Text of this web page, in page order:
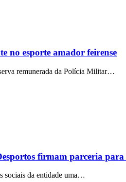
no esporte amador feirense
remunerada da Polícia Militar…
firmam parceria
sociais da entidade uma…